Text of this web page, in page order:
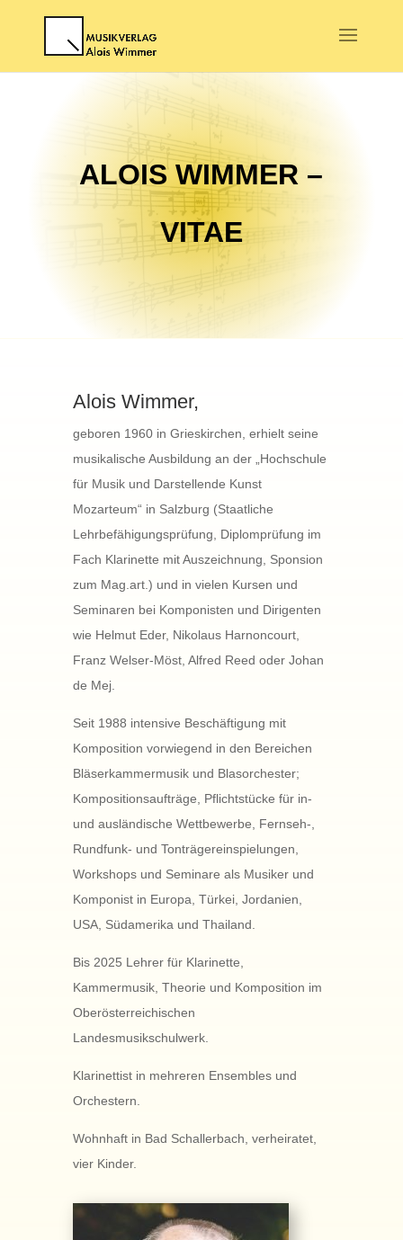
ALOIS WIMMER –
VITAE
Alois Wimmer,
geboren 1960 in Grieskirchen, erhielt seine
musikalische Ausbildung an der „Hochschule
für Musik und Darstellende Kunst
Mozarteum“ in Salzburg (Staatliche
Lehrbefähigungsprüfung, Diplomprüfung im
Fach Klarinette mit Auszeichnung, Sponsion
zum Mag.art.) und in vielen Kursen und
Seminaren bei Komponisten und Dirigenten
wie Helmut Eder, Nikolaus Harnoncourt,
Franz Welser-Möst, Alfred Reed oder Johan
de Mej.
Seit 1988 intensive Beschäftigung mit
Komposition vorwiegend in den Bereichen
Bläserkammermusik und Blasorchester;
Kompositionsaufträge, Pflichtstücke für in-
und ausländische Wettbewerbe, Fernseh-,
Rundfunk- und Tonträgereinspielungen,
Workshops und Seminare als Musiker und
Komponist in Europa, Türkei, Jordanien,
USA, Südamerika und Thailand.
Bis 2025 Lehrer für Klarinette,
Kammermusik, Theorie und Komposition im
Oberösterreichischen
Landesmusikschulwerk.
Klarinettist in mehreren Ensembles und
Orchestern.
Wohnhaft in Bad Schallerbach, verheiratet,
vier Kinder.